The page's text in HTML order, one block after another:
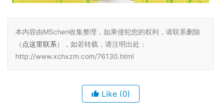
本内容由MSchen收集整理，如果侵犯您的权利，请联系删除
（ 点这里联系），如若转载，请注明出处：
http://www.xchxzm.com/76130.html
Like (0)